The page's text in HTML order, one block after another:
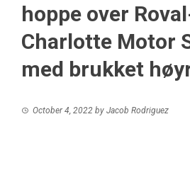
hoppe over
Charlotte Motor
med brukket
October 4, 2022 by Jacob Rodriguez